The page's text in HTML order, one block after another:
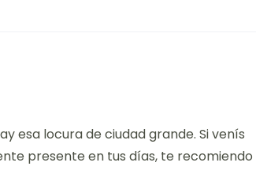
esa locura de ciudad grande. Si venís
presente en tus días, te recomiendo